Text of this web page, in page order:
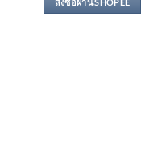
สั่งซื้อผ่าน SHOPEE